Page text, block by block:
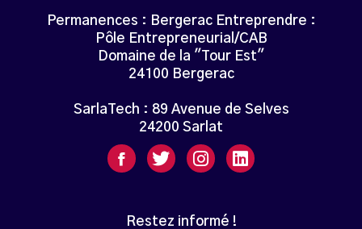
Permanences : Bergerac Entreprendre :
Pôle Entrepreneurial/CAB
Domaine de la "Tour Est"
24100 Bergerac
SarlaTech : 89 Avenue de Selves
24200 Sarlat
Restez informé !